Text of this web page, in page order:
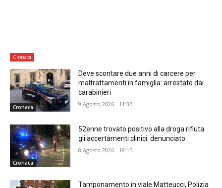
Cronaca
Cronaca
Deve scontare due anni di carcere per
maltrattamenti in famiglia: arrestato dai
carabinieri
9 Agosto 2026 - 11:37
Cronaca
52enne trovato positivo alla droga rifiuta
gli accertamenti clinici: denunciato
8 Agosto 2026 - 18:15
Tamponamento in viale Matteucci, Polizia